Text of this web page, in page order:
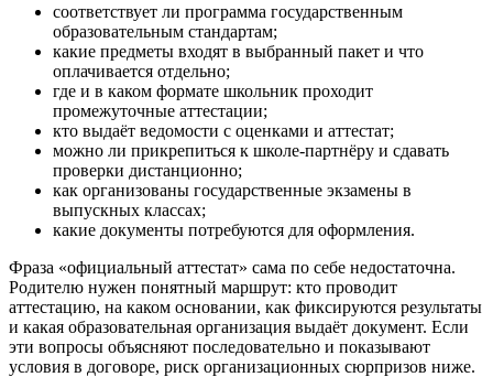
соответствует ли программа государственным
образовательным стандартам;
какие предметы входят в выбранный пакет и что
оплачивается отдельно;
где и в каком формате школьник проходит
промежуточные аттестации;
кто выдаёт ведомости с оценками и аттестат;
можно ли прикрепиться к школе-партнёру и сдавать
проверки дистанционно;
как организованы государственные экзамены в
выпускных классах;
какие документы потребуются для оформления.
Фраза «официальный аттестат» сама по себе недостаточна.
Родителю нужен понятный маршрут: кто проводит
аттестацию, на каком основании, как фиксируются результаты
и какая образовательная организация выдаёт документ. Если
эти вопросы объясняют последовательно и показывают
условия в договоре, риск организационных сюрпризов ниже.